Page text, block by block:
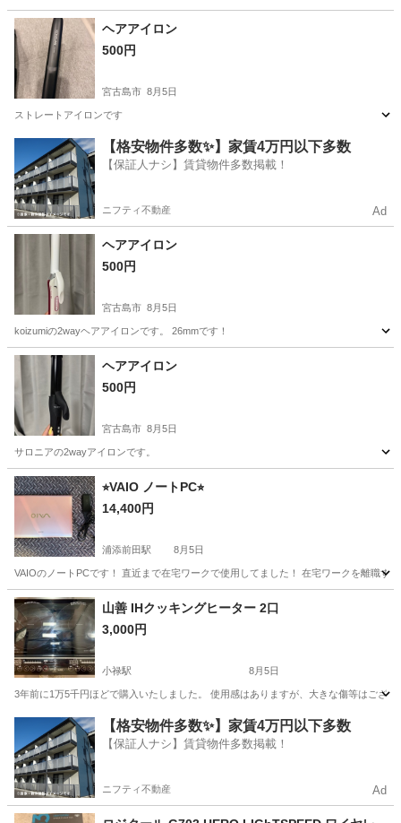
沖縄 宮古島市 美容家電
ヘアアイロン
500円
宮古島市 8月5日
ストレートアイロンです
宮古島市 美容家電 ヘアアイロン
【格安物件多数✨】家賃4万円以下多数
【保証人ナシ】賃貸物件多数掲載！
ニフティ不動産 Ad
ヘアアイロン
500円
宮古島市 8月5日
koizumiの2wayヘアアイロンです。 26mmです！
沖縄 宮古島市 美容家電
ヘアアイロン
500円
宮古島市 8月5日
サロニアの2wayアイロンです。
沖縄 宮古島市 美容家電
⭐︎VAIO ノートPC⭐︎
14,400円
浦添前田駅 8月5日
VAIOのノートPCです！ 直近まで在宅ワークで使用してました！ 在宅ワークを離職
沖縄 浦添市 浦添前田駅 生活家電
山善 IHクッキングヒーター 2口
3,000円
小禄駅 8月5日
3年前に1万5千円ほどで購入いたしました。 使用感はありますが、大きな傷等はござ
那覇市 小禄駅 キッチン家電
【格安物件多数✨】家賃4万円以下多数
【保証人ナシ】賃貸物件多数掲載！
ニフティ不動産 Ad